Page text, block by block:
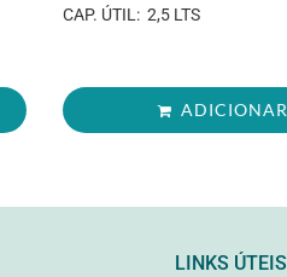
CAP. ÚTIL: 2,5 LTS
ADICIONAR
LINKS ÚTEIS